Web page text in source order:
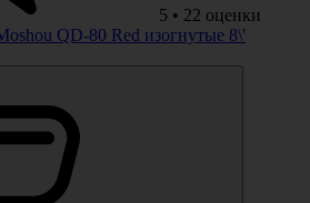
5 • 22 оценки
QD-80 Red изогнутые 8\'